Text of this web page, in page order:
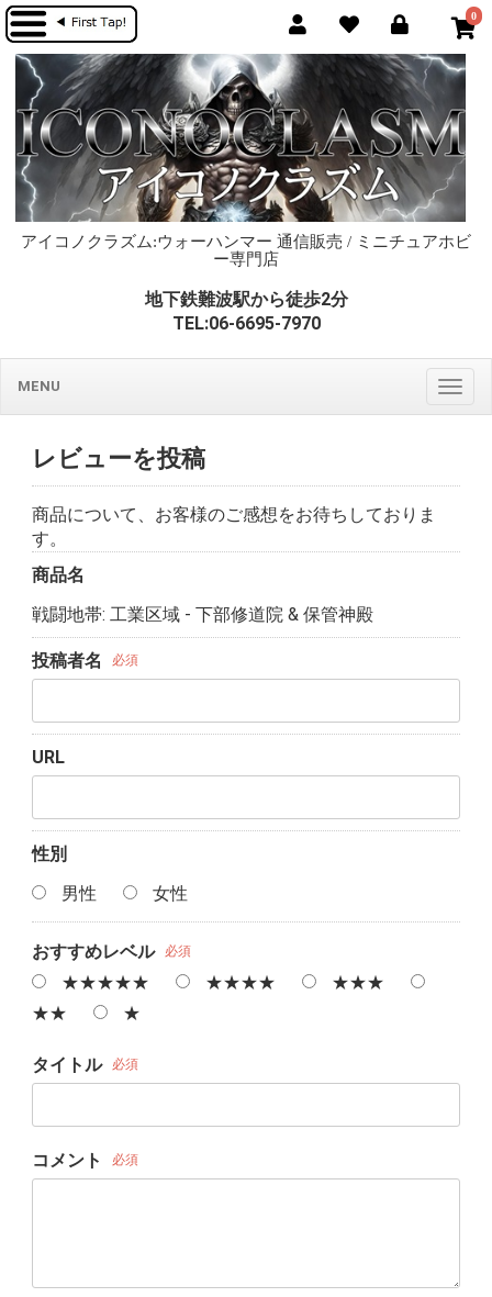
0
アイコノクラズム:ウォーハンマー 通信販売 / ミニチュアホビ
ー専門店
地下鉄難波駅から徒歩2分
TEL:06-6695-7970
MENU
レビューを投稿
商品について、お客様のご感想をお待ちしておりま
す。
商品名
戦闘地帯: 工業区域 - 下部修道院 & 保管神殿
投稿者名 必須
URL
性別
男性
女性
おすすめレベル 必須
★★★★★ ★★★★
★★★
★★
★
タイトル 必須
コメント 必須